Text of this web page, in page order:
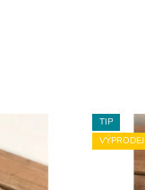
TIP
VÝPRODEJ